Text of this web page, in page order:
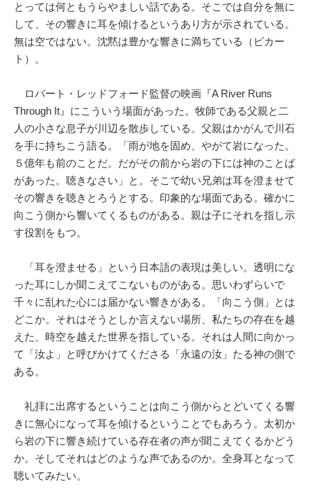
とっては何ともうらやましい話である。そこでは自分を無に
して、その響きに耳を傾けるというあり方が示されている。
無は空ではない。沈黙は豊かな響きに満ちている（ピカー
ト）。
ロバート・レッドフォード監督の映画『A River Runs
Through It』にこういう場面があった。牧師である父親と二
人の小さな息子が川辺を散歩している。父親はかがんで川石
を手に持ちこう語る。「雨が地を固め、やがて岩になった。
５億年も前のことだ。だがその前から岩の下には神のことば
があった。聴きなさい」と。そこで幼い兄弟は耳を澄ませて
その響きを聴きとろうとする。印象的な場面である。確かに
向こう側から響いてくるものがある。親は子にそれを指し示
す役割をもつ。
「耳を澄ませる」という日本語の表現は美しい。透明にな
った耳にしか聞こえてこないものがある。思いわずらいで
千々に乱れた心には届かない響きがある。「向こう側」とは
どこか。それはそうとしか言えない場所、私たちの存在を越
えた、時空を越えた世界を指している。それは人間に向かっ
て「汝よ」と呼びかけてくださる「永遠の汝」たる神の側で
ある。
礼拝に出席するということは向こう側からとどいてくる響
きに無心になって耳を傾けるということでもあろう。太初か
ら岩の下に響き続けている存在者の声が聞こえてくるかどう
か。そしてそれはどのような声であるのか。全身耳となって
聴いてみたい。